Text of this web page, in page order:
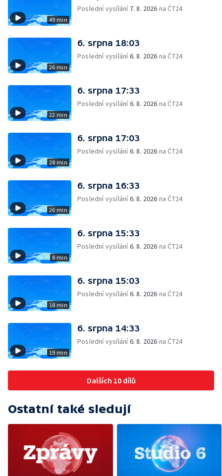
49 min
Poslední vysílání 7. 8. 2026 na ČT24
26 min
6. srpna 18:03
Poslední vysílání6. 8. 2026 na ČT24
22 min
6. srpna 17:33
Poslední vysílání6. 8. 2026 na ČT24
28 min
6. srpna 17:03
Poslední vysílání6. 8. 2026 na ČT24
26 min
6. srpna 16:33
Poslední vysílání6. 8. 2026 na ČT24
8 min
6. srpna 15:33
Poslední vysílání6. 8. 2026 na ČT24
18 min
6. srpna 15:03
Poslední vysílání6. 8. 2026 na ČT24
19 min
6. srpna 14:33
Poslední vysílání6. 8. 2026 na ČT24
Dalších 10 dílů
Ostatní také sledují